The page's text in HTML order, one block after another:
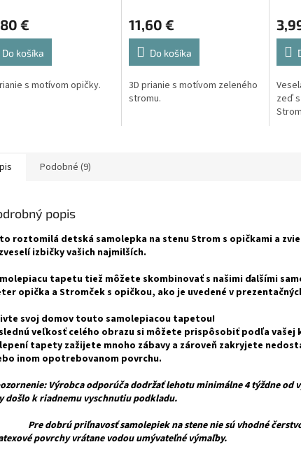
€
Do košíka
s motívom opičky.
11,60 €
Do košíka
3D prianie s motívom zeleného
stromu.
zeď
Podobné (9)
popis
roztomilá detská samolepka na stenu Strom s opičkami a
izbičky vašich najmilších.
tapetu tiež môžete skombinovať s našimi ďalšími
opička a Stromček s opičkou, ako je uvedené v
svoj domov touto samolepiacou tapetou!
veľkosť celého obrazu si môžete prispôsobiť podľa vašej
tapety zažijete mnoho zábavy a zároveň zakryjete
inom opotrebovanom povrchu.
Výrobca odporúča dodržať lehotu minimálne 4 týždne od
došlo k riadnemu vyschnutiu podkladu.
dobrú priľnavosť samolepiek na stene nie sú vhodné
povrchy vrátane vodou umývateľné výmaľby.